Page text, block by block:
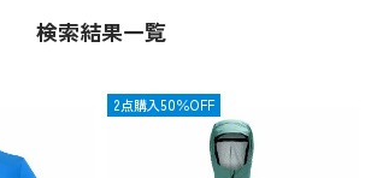
検索結果一覧
OUTLET
2点購入50％OFF